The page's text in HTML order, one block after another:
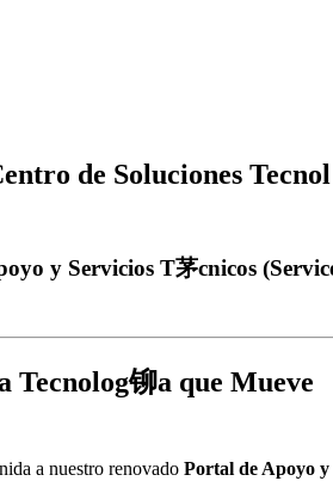
de Soluciones Tecnol
y Servicios T茅cnicos
Tecnolog铆a que Mueve
a nuestro renovadoPortal de Apoyo y